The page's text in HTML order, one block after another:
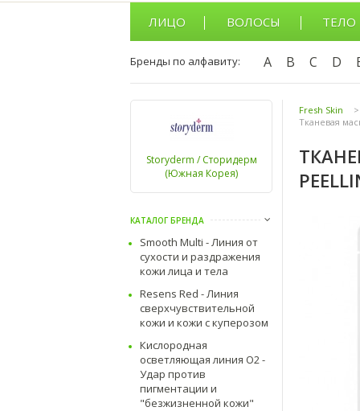
ЛИЦО ВОЛОСЫ ТЕЛО
Бренды по алфавиту: A B C D
Storyderm / Сторидерм
(Южная Корея)
КАТАЛОГ БРЕНДА
Smooth Multi - Линия от
сухости и раздражения
кожи лица и тела
Resens Red - Линия
сверхчувствительной
кожи и кожи с куперозом
Кислородная
осветляющая линия O2 -
Удар против
пигментации и
"безжизненной кожи"
Fresh Skin >
Тканевая